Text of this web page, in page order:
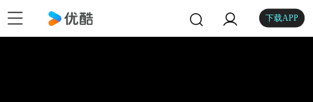
下载APP